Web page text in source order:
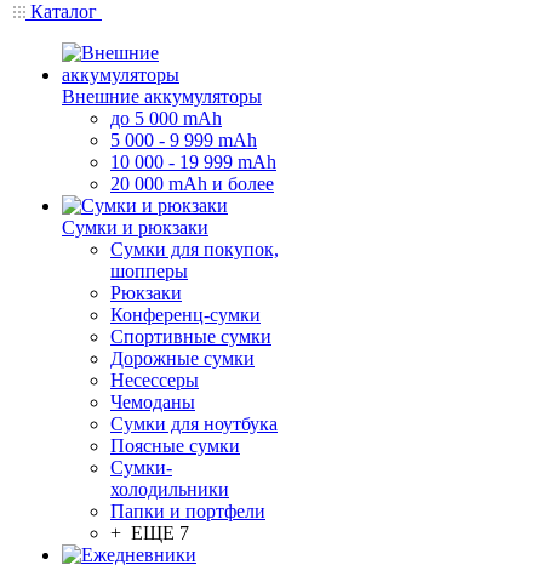
Каталог
Внешние аккумуляторы
до 5 000 mAh
5 000 - 9 999 mAh
10 000 - 19 999 mAh
20 000 mAh и более
Сумки и рюкзаки
Сумки для покупок,
шопперы
Рюкзаки
Конференц-сумки
Спортивные сумки
Дорожные сумки
Несессеры
Чемоданы
Сумки для ноутбука
Поясные сумки
Сумки-
холодильники
Папки и портфели
+ ЕЩЕ 7